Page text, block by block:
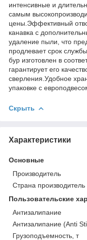
интенсивные и
самым
цены.Эффективный
канавка с
удаление пыли, что
продлевает срок
бур изготовлен в
гарантирует его
сверления.Удобное
упаковке с
Скрыть
Характеристики
Основные
Производитель
Страна производитель
Пользовательские
Антизалипание
Антизалипание (Anti
Грузоподъемность, т